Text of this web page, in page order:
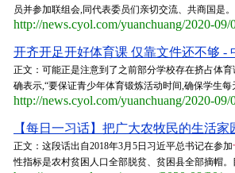
员并参加联组会,同代表委员们亲切交流、共商国是
http://news.cyol.com/yuanchuang/2020-
开齐开足开好体育课 仅靠文件还不够 -
正文：可能正是注意到了之前部分学校存在挤占体
确表示,“要保证青少年体育锻炼活动时间,确保学生
http://news.cyol.com/yuanchuang/2020-
【每日一习话】把广大农牧民的生活
正文：这段话出自2018年3月5日习近平总书记在参加
性指标是农村贫困人口全部脱贫、贫困县全部摘帽